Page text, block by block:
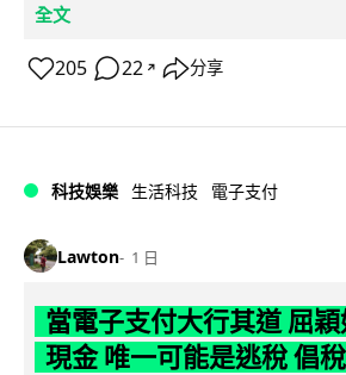
全文
205 22 ↗ 分享
科技娛樂 生活科技 電子支付
Lawton 1 日
當電子支付大行其道 屈
現金 唯一可能是逃稅 倡